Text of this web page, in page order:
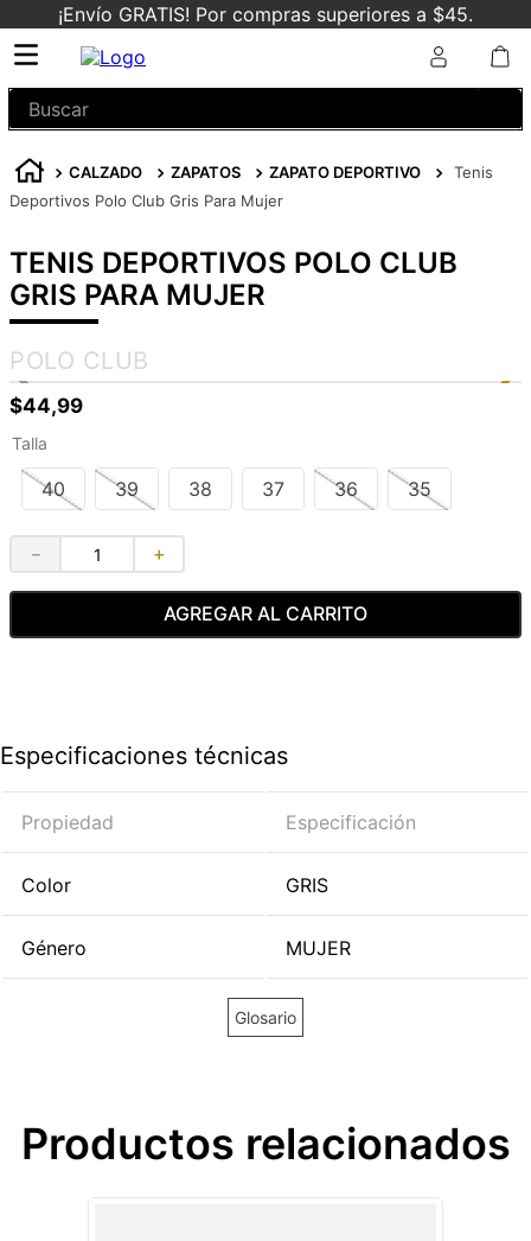
¡Envío GRATIS! Por compras superiores a $45.
Buscar
CALZADO ZAPATOS ZAPATO DEPORTIVO
Tenis
Deportivos Polo Club Gris Para Mujer
TENIS DEPORTIVOS POLO CLUB
GRIS PARA MUJER
POLO CLUB
$44,99
Talla
40 39 38 37 36 35
＋
－
AGREGAR AL CARRITO
Especificaciones técnicas
Propiedad Especificación
Color GRIS
Género MUJER
Glosario
Productos relacionados